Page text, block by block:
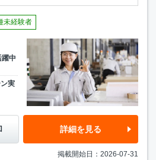
未経験者
中
実
詳細を見る
掲載開始日：2026-07-31